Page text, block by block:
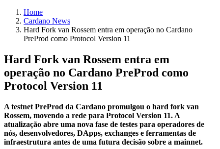
Home
Cardano News
Hard Fork van Rossem entra em operação no Cardano
PreProd como Protocol Version 11
Hard Fork van Rossem entra em
operação no Cardano PreProd como
Protocol Version 11
A testnet PreProd da Cardano promulgou o hard fork van
Rossem, movendo a rede para Protocol Version 11. A
atualização abre uma nova fase de testes para operadores de
nós, desenvolvedores, DApps, exchanges e ferramentas de
infraestrutura antes de uma futura decisão sobre a mainnet.